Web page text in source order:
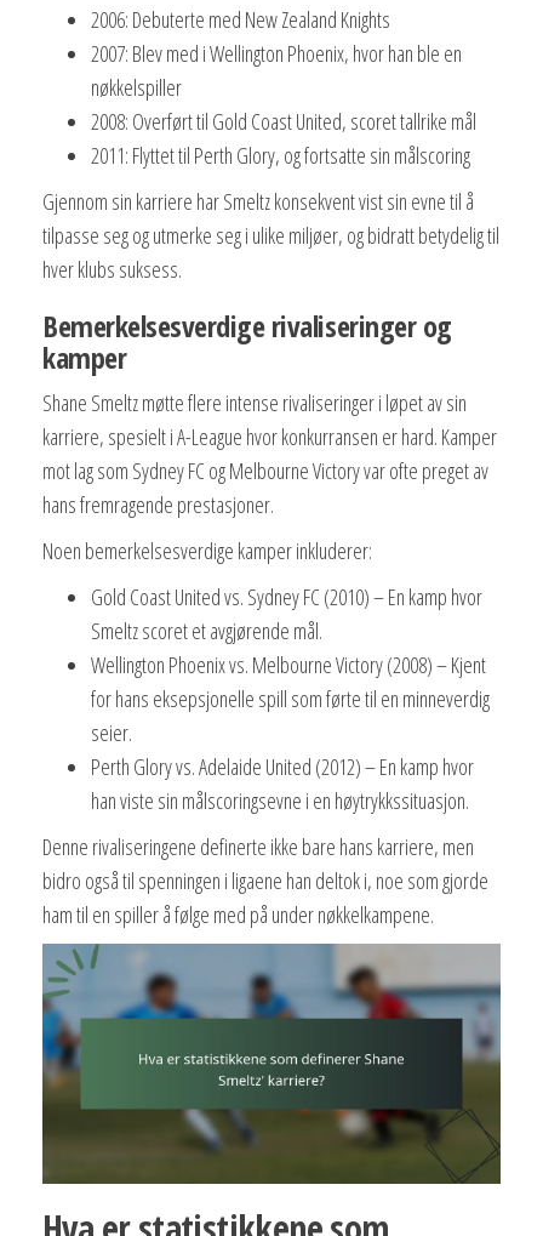
2006: Debuterte med New Zealand Knights
2007: Blev med i Wellington Phoenix, hvor han ble en
nøkkelspiller
2008: Overført til Gold Coast United, scoret tallrike mål
2011: Flyttet til Perth Glory, og fortsatte sin målscoring
Gjennom sin karriere har Smeltz konsekvent vist sin evne til å
tilpasse seg og utmerke seg i ulike miljøer, og bidratt betydelig til
hver klubs suksess.
Bemerkelsesverdige rivaliseringer og
kamper
Shane Smeltz møtte flere intense rivaliseringer i løpet av sin
karriere, spesielt i A-League hvor konkurransen er hard. Kamper
mot lag som Sydney FC og Melbourne Victory var ofte preget av
hans fremragende prestasjoner.
Noen bemerkelsesverdige kamper inkluderer:
Gold Coast United vs. Sydney FC (2010) – En kamp hvor
Smeltz scoret et avgjørende mål.
Wellington Phoenix vs. Melbourne Victory (2008) – Kjent
for hans eksepsjonelle spill som førte til en minneverdig
seier.
Perth Glory vs. Adelaide United (2012) – En kamp hvor
han viste sin målscoringsevne i en høytrykkssituasjon.
Denne rivaliseringene definerte ikke bare hans karriere, men
bidro også til spenningen i ligaene han deltok i, noe som gjorde
ham til en spiller å følge med på under nøkkelkampene.